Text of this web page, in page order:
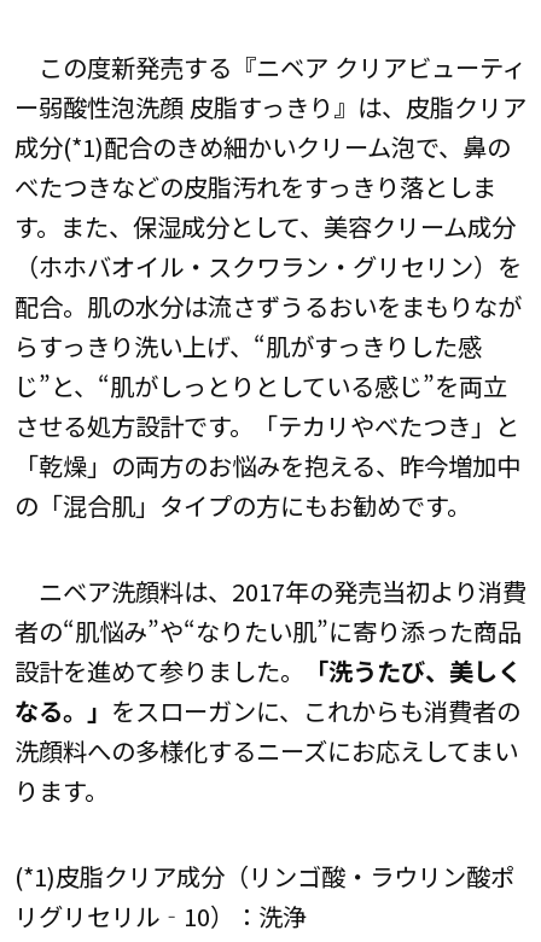
この度新発売する『ニベア クリアビューティ
ー弱酸性泡洗顔 皮脂すっきり』は、皮脂クリア
成分(*1)配合のきめ細かいクリーム泡で、鼻の
べたつきなどの皮脂汚れをすっきり落としま
す。また、保湿成分として、美容クリーム成分
（ホホバオイル・スクワラン・グリセリン）を
配合。肌の水分は流さずうるおいをまもりなが
らすっきり洗い上げ、“肌がすっきりした感
じ”と、“肌がしっとりとしている感じ”を両立
させる処方設計です。「テカリやべたつき」と
「乾燥」の両方のお悩みを抱える、昨今増加中
の「混合肌」タイプの方にもお勧めです。
ニベア洗顔料は、2017年の発売当初より消費
者の“肌悩み”や“なりたい肌”に寄り添った商品
設計を進めて参りました。
「洗うたび、美しく
なる。」 をスローガンに、これからも消費者の
洗顔料への多様化するニーズにお応えしてまい
ります。
(*1)皮脂クリア成分（リンゴ酸・ラウリン酸ポ
リグリセリル‐10）：洗浄